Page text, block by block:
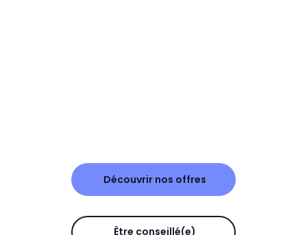
Découvrir nos offres
Être conseillé(e)